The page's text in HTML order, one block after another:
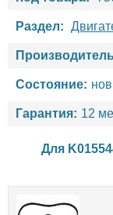
Раздел:
Состояние:
Гарантия: 12
Для